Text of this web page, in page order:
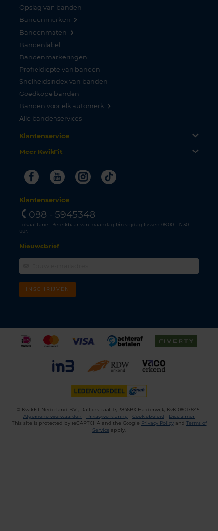
Opslag van banden
Bandenmerken
Bandenmaten
Bandenlabel
Bandenmarkeringen
Profieldiepte van banden
Snelheidsindex van banden
Goedkope banden
Banden voor elk automerk
Alle bandenservices
Klantenservice
Meer KwikFit
FacebookYoutubeInstagram
Tiktok
Klantenservice
088 - 5945348
Lokaal tarief. Bereikbaar van maandag t/m vrijdag tussen 08.00 - 17.30
uur.
Nieuwsbrief
INSCHRIJVEN
©
KwikFit Nederland B.V., Daltonstraat 17, 3846BX Harderwijk, KvK 08017845 |
Algemene voorwaarden • Privacyverklaring • Cookiebeleid • Disclaimer
This site is protected by reCAPTCHA and the Google Privacy Policyand Terms of
Service apply.